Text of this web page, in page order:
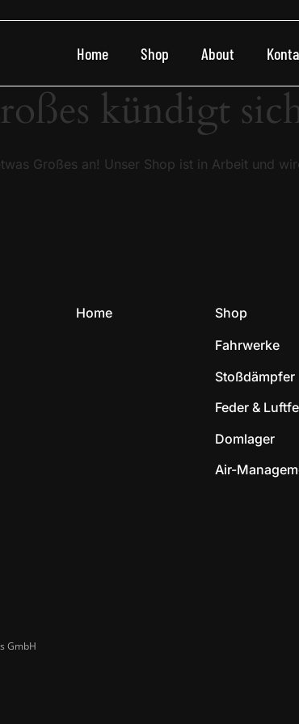
Home Shop About
kündigt
Großes an! Unser Shop ist in Arbeit und
Home
Shop
Fahrwerke
Stoßdämpfer
Feder &
Domlager
Air-
GmbH​